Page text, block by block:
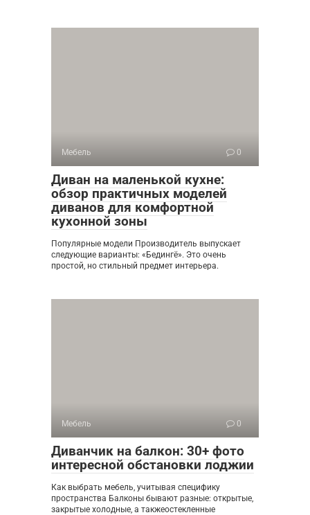
Мебель 0
Диван на маленькой кухне:
обзор практичных моделей
диванов для комфортной
кухонной зоны
Популярные модели Производитель выпускает
следующие варианты: «Бедингё». Это очень
простой, но стильный предмет интерьера.
Мебель 0
Диванчик на балкон: 30+ фото
интересной обстановки лоджии
Как выбрать мебель, учитывая специфику
пространства Балконы бывают разные: открытые,
закрытые холодные, а такжеостекленные